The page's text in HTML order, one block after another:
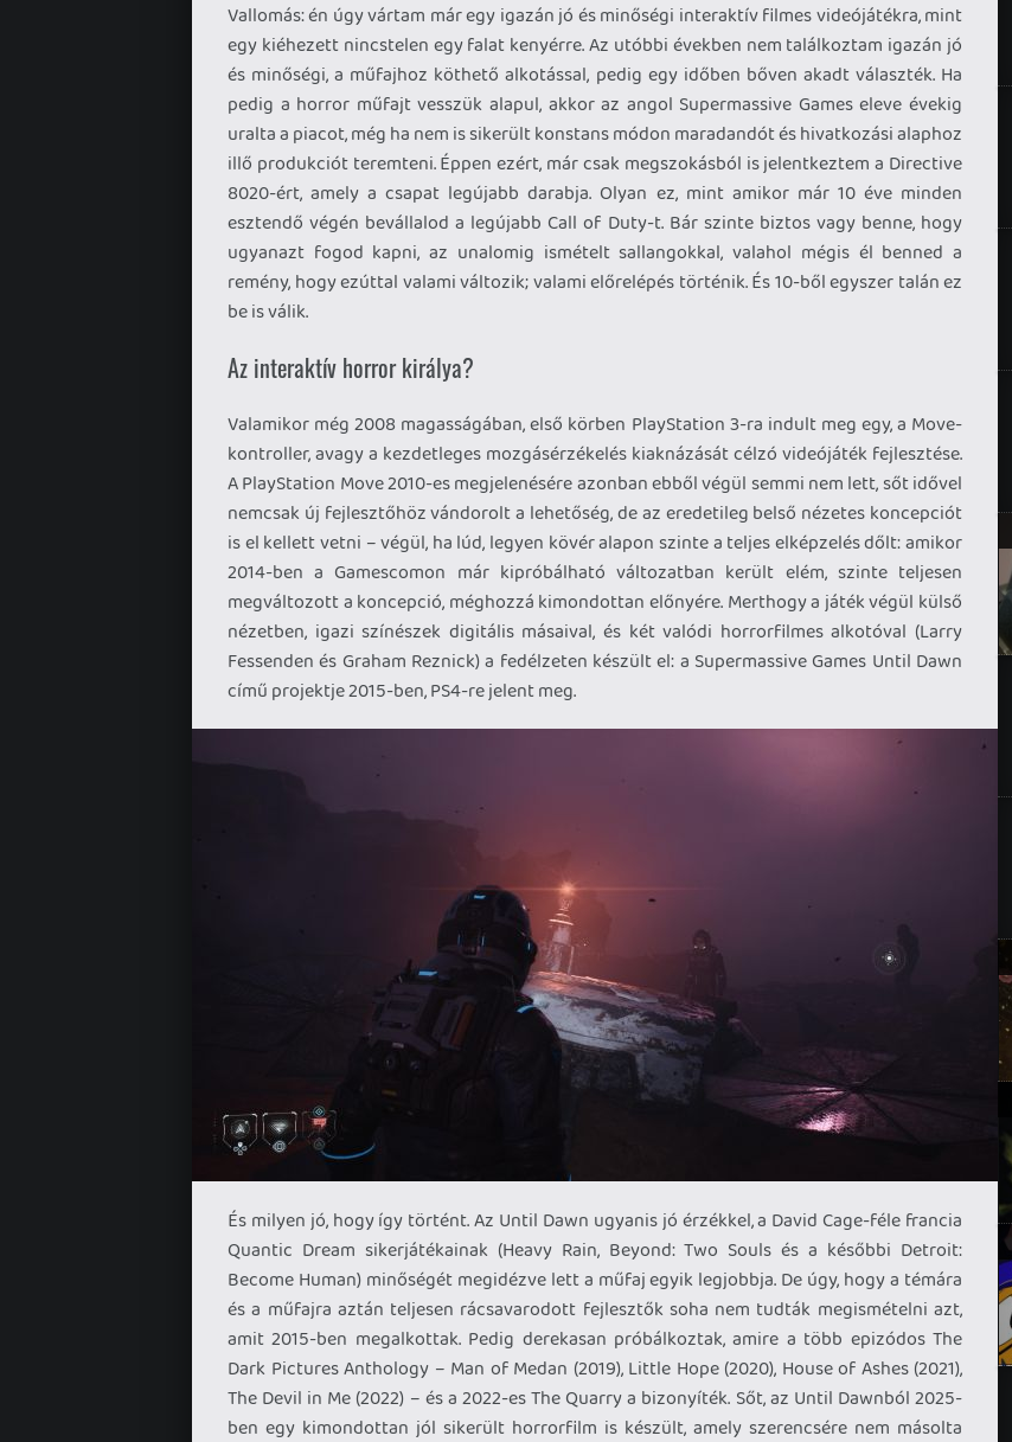
Vallomás: én úgy vártam már egy igazán jó és minőségi interaktív filmes videójátékra, mint
egy kiéhezett nincstelen egy falat kenyérre. Az utóbbi években nem találkoztam igazán jó
és minőségi, a műfajhoz köthető alkotással, pedig egy időben bőven akadt választék. Ha
pedig a horror műfajt vesszük alapul, akkor az angol Supermassive Games eleve évekig
uralta a piacot, még ha nem is sikerült konstans módon maradandót és hivatkozási alaphoz
illő produkciót teremteni. Éppen ezért, már csak megszokásból is jelentkeztem a Directive
8020-ért, amely a csapat legújabb darabja. Olyan ez, mint amikor már 10 éve minden
esztendő végén bevállalod a legújabb Call of Duty-t. Bár szinte biztos vagy benne, hogy
ugyanazt fogod kapni, az unalomig ismételt sallangokkal, valahol mégis él benned a
remény, hogy ezúttal valami változik; valami előrelépés történik. És 10-ből egyszer talán ez
be is válik.
Az interaktív horror királya?
Valamikor még 2008 magasságában, első körben PlayStation 3-ra indult meg egy, a Move-
kontroller, avagy a kezdetleges mozgásérzékelés kiaknázását célzó videójáték fejlesztése.
A PlayStation Move 2010-es megjelenésére azonban ebből végül semmi nem lett, sőt idővel
nemcsak új fejlesztőhöz vándorolt a lehetőség, de az eredetileg belső nézetes koncepciót
is el kellett vetni – végül, ha lúd, legyen kövér alapon szinte a teljes elképzelés dőlt: amikor
2014-ben a Gamescomon már kipróbálható változatban került elém, szinte teljesen
megváltozott a koncepció, méghozzá kimondottan előnyére. Merthogy a játék végül külső
nézetben, igazi színészek digitális másaival, és két valódi horrorfilmes alkotóval (Larry
Fessenden és Graham Reznick) a fedélzeten készült el: a Supermassive Games Until Dawn
című projektje 2015-ben, PS4-re jelent meg.
És milyen jó, hogy így történt. Az Until Dawn ugyanis jó érzékkel, a David Cage-féle francia
Quantic Dream sikerjátékainak (Heavy Rain, Beyond: Two Souls és a későbbi Detroit:
Become Human) minőségét megidézve lett a műfaj egyik legjobbja. De úgy, hogy a témára
és a műfajra aztán teljesen rácsavarodott fejlesztők soha nem tudták megismételni azt,
amit 2015-ben megalkottak. Pedig derekasan próbálkoztak, amire a több epizódos The
Dark Pictures Anthology – Man of Medan (2019), Little Hope (2020), House of Ashes (2021),
The Devil in Me (2022) – és a 2022-es The Quarry a bizonyíték. Sőt, az Until Dawnból 2025-
ben egy kimondottan jól sikerült horrorfilm is készült, amely szerencsére nem másolta